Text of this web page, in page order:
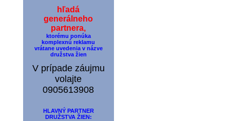
hľadá
generálneho
partnera,
ktorému ponúka
komplexnú reklamu
vrátane uvedenia v názve
družstva žien
V prípade záujmu
volajte
0905613908
HLAVNÝ PARTNER
DRUŽSTVA ŽIEN: